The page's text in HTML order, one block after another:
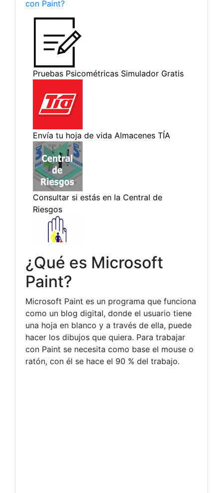
con Paint?
¿Qué es Microsoft
Paint?
Microsoft Paint es un programa que funciona
como un blog digital, donde el usuario tiene
una hoja en blanco y a través de ella, puede
hacer los dibujos que quiera. Para trabajar
con Paint se necesita como base el mouse o
ratón, con él se hace el 90 % del trabajo.